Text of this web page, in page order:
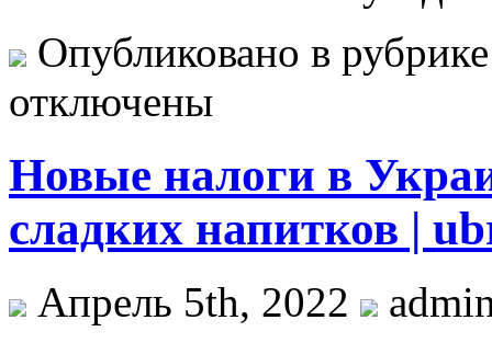
Опубликовано в
отключены
Новые налоги в
сладких напитков |
Апрель 5th, 2022